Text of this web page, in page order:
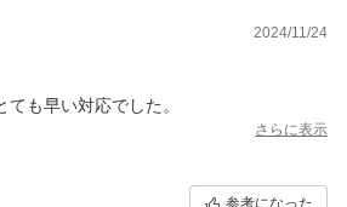
2024/11/24
も早い対応でした。
さらに表示